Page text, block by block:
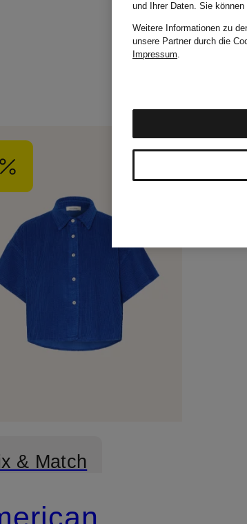
& Match
und Ihrer Daten. Sie können
Weitere Informationen zu
unsere Partner durch die
Impressum.